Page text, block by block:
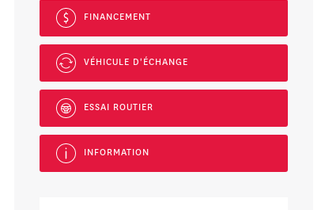
FINANCEMENT
VÉHICULE D'ÉCHANGE
ESSAI ROUTIER
INFORMATION